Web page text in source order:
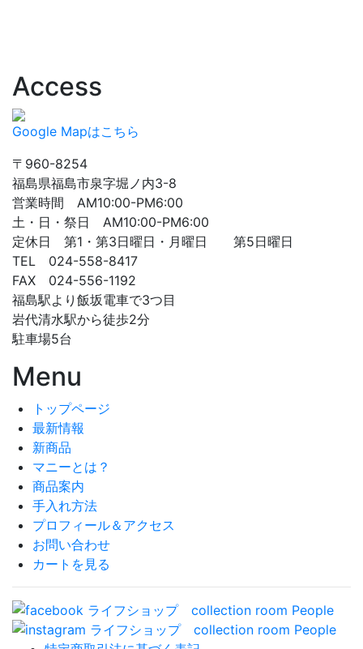
Access
Google Mapはこちら
〒960-8254
福島県福島市泉字堀ノ内3-8
営業時間 AM10:00-PM6:00
土・日・祭日 AM10:00-PM6:00
定休日 第1・第3日曜日・月曜日 第5日曜日
TEL 024-558-8417
FAX 024-556-1192
福島駅より飯坂電車で3つ目
岩代清水駅から徒歩2分
駐車場5台
Menu
トップページ
最新情報
新商品
マニーとは？
商品案内
手入れ方法
プロフィール＆アクセス
お問い合わせ
カートを見る